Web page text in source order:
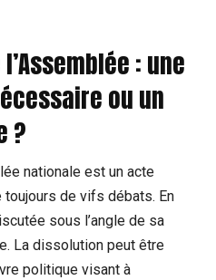
: une
ou un
?
nationale est un acte
de vifs débats. En
sous l’angle de sa
La dissolution peut être
politique visant à